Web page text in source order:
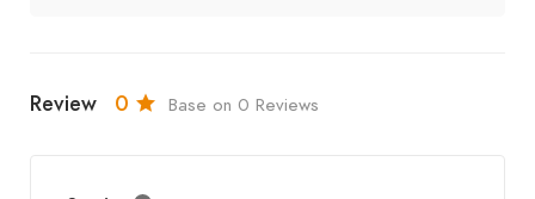
Review 0 Base on 0 Reviews